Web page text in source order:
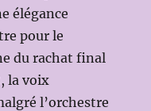
élégance
pour le
du rachat final
la voix
l’orchestre